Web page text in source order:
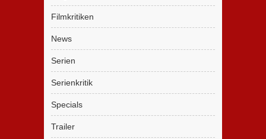
Filmkritiken
News
Serien
Serienkritik
Specials
Trailer